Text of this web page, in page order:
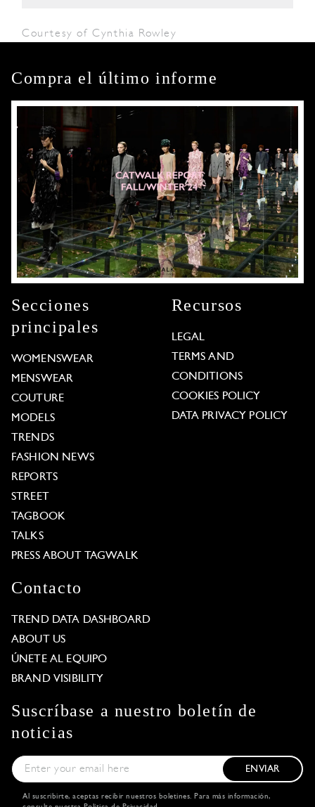
Courtesy of Cynthia Rowley
Compra el último informe
Secciones
principales
WOMENSWEAR
MENSWEAR
COUTURE
MODELS
TRENDS
FASHION NEWS
REPORTS
STREET
TAGBOOK
TALKS
PRESS ABOUT TAGWALK
Recursos
LEGAL
TERMS AND
CONDITIONS
COOKIES POLICY
DATA PRIVACY POLICY
Contacto
TREND DATA DASHBOARD
ABOUT US
ÚNETE AL EQUIPO
BRAND VISIBILITY
Suscríbase a nuestro boletín de
noticias
ENVIAR
Al suscribirte, aceptas recibir nuestros boletines. Para más información,